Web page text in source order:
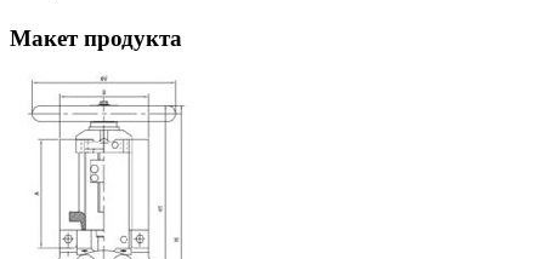
Макет продукта